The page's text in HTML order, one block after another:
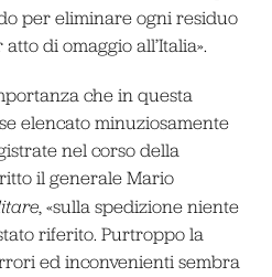
per eliminare ogni residuo
di omaggio all’Italia».
che in questa
elencato minuziosamente
nel corso della
il generale Mario
, «sulla spedizione niente
riferito. Purtroppo la
ed inconvenienti sembra